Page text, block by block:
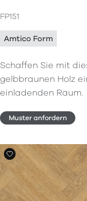
FP151
Amtico Form
Schaffen Sie mit
gelbbraunen Holz
einladenden Raum.
Muster anfordern